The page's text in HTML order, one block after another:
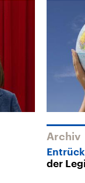
Archiv
der